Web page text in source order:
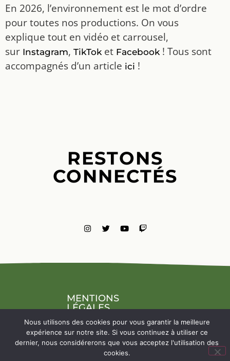
En 2026, l’environnement est le mot d’ordre
pour toutes nos productions. On vous
explique tout en vidéo et carrousel,
sur Instagram, TikToket Facebook! Tous sont
accompagnés d’un article ici !
RESTONS
CONNECTÉS
MENTIONS
LÉGALES
NOUS
Nous utilisons des cookies pour vous garantir la meilleure
expérience sur notre site. Si vous continuez à utiliser ce
dernier, nous considérerons que vous acceptez l'utilisation des
cookies.